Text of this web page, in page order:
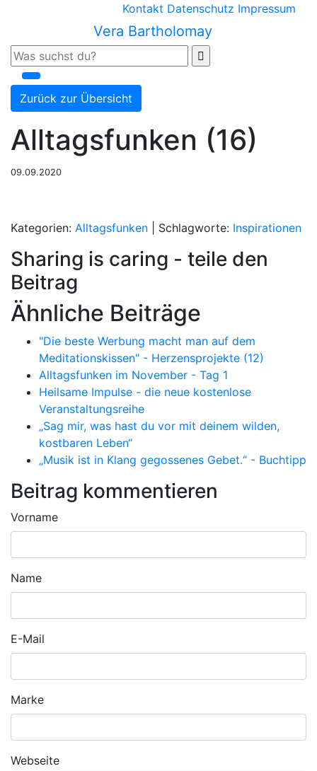
Kontakt Datenschutz Impressum
Vera Bartholomay
Zurück zur Übersicht
Alltagsfunken (16)
09.09.2020
Kategorien: Alltagsfunken | Schlagworte: Inspirationen
Sharing is caring - teile den
Beitrag
Ähnliche Beiträge
"Die beste Werbung macht man auf dem
Meditationskissen" - Herzensprojekte (12)
Alltagsfunken im November - Tag 1
Heilsame Impulse - die neue kostenlose
Veranstaltungsreihe
„Sag mir, was hast du vor mit deinem wilden,
kostbaren Leben“
„Musik ist in Klang gegossenes Gebet.“ - Buchtipp
Beitrag kommentieren
Vorname
Name
E-Mail
Marke
Webseite